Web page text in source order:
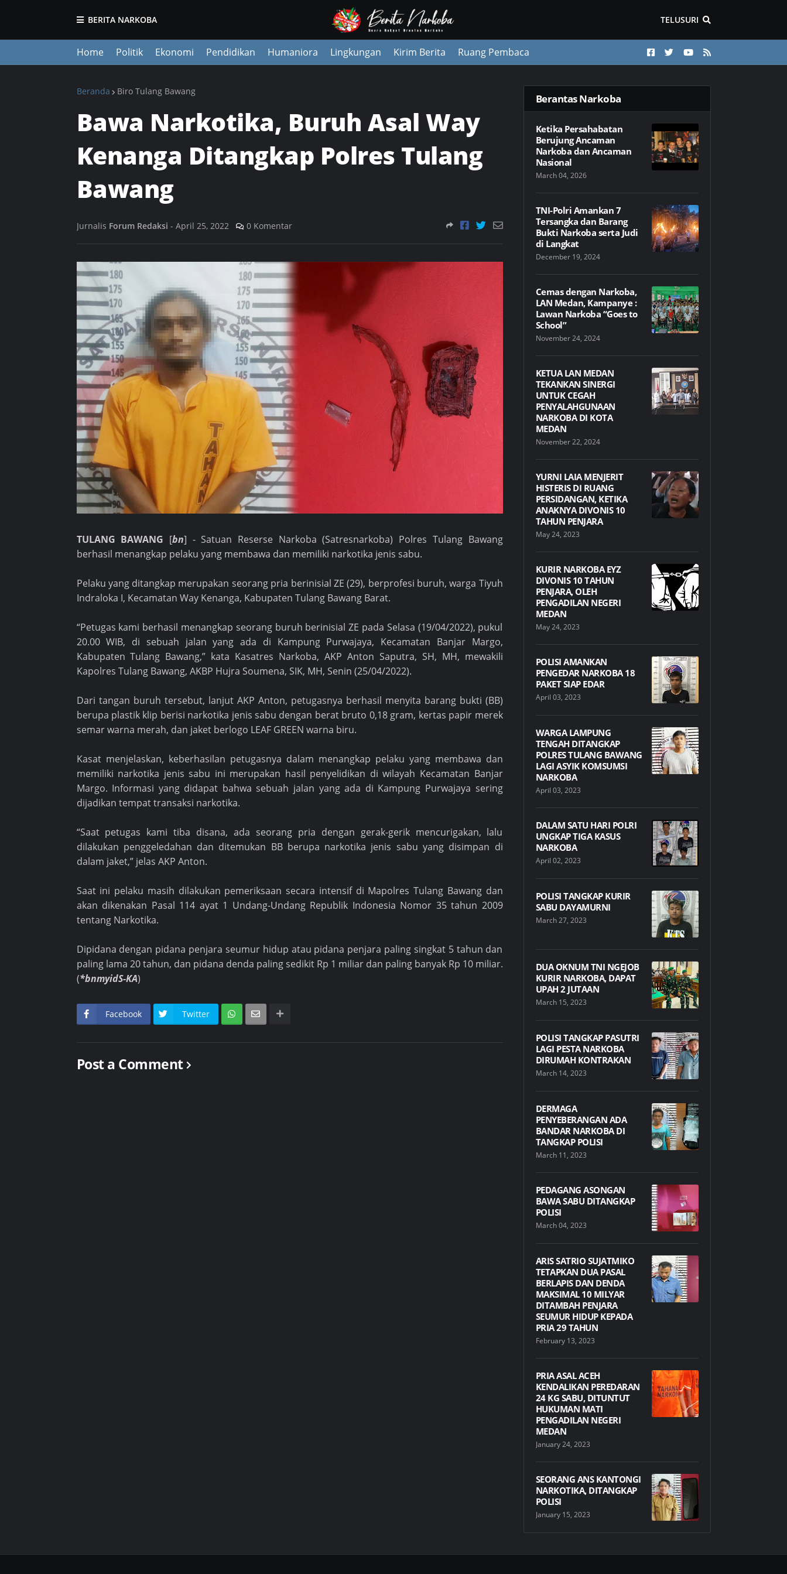
BERITA NARKOBA TELUSURI
Home Politik Ekonomi Pendidikan Humaniora Lingkungan Kirim Berita Ruang Pembaca
Beranda Biro Tulang Bawang
Bawa Narkotika, Buruh Asal Way
Kenanga Ditangkap Polres Tulang
Bawang
Jurnalis Forum Redaksi - April 25, 2022 0 Komentar
TULANG BAWANG [bn] - Satuan Reserse Narkoba (Satresnarkoba) Polres Tulang Bawang
berhasil menangkap pelaku yang membawa dan memiliki narkotika jenis sabu.
Pelaku yang ditangkap merupakan seorang pria berinisial ZE (29), berprofesi buruh, warga Tiyuh
Indraloka I, Kecamatan Way Kenanga, Kabupaten Tulang Bawang Barat.
“Petugas kami berhasil menangkap seorang buruh berinisial ZE pada Selasa (19/04/2022), pukul
20.00 WIB, di sebuah jalan yang ada di Kampung Purwajaya, Kecamatan Banjar Margo,
Kabupaten Tulang Bawang,” kata Kasatres Narkoba, AKP Anton Saputra, SH, MH, mewakili
Kapolres Tulang Bawang, AKBP Hujra Soumena, SIK, MH, Senin (25/04/2022).
Dari tangan buruh tersebut, lanjut AKP Anton, petugasnya berhasil menyita barang bukti (BB)
berupa plastik klip berisi narkotika jenis sabu dengan berat bruto 0,18 gram, kertas papir merek
semar warna merah, dan jaket berlogo LEAF GREEN warna biru.
Kasat menjelaskan, keberhasilan petugasnya dalam menangkap pelaku yang membawa dan
memiliki narkotika jenis sabu ini merupakan hasil penyelidikan di wilayah Kecamatan Banjar
Margo. Informasi yang didapat bahwa sebuah jalan yang ada di Kampung Purwajaya sering
dijadikan tempat transaksi narkotika.
“Saat petugas kami tiba disana, ada seorang pria dengan gerak-gerik mencurigakan, lalu
dilakukan penggeledahan dan ditemukan BB berupa narkotika jenis sabu yang disimpan di
dalam jaket,” jelas AKP Anton.
Saat ini pelaku masih dilakukan pemeriksaan secara intensif di Mapolres Tulang Bawang dan
akan dikenakan Pasal 114 ayat 1 Undang-Undang Republik Indonesia Nomor 35 tahun 2009
tentang Narkotika.
Dipidana dengan pidana penjara seumur hidup atau pidana penjara paling singkat 5 tahun dan
paling lama 20 tahun, dan pidana denda paling sedikit Rp 1 miliar dan paling banyak Rp 10 miliar.
(*bnmyidS-KA)
Facebook Twitter
Post a Comment
Berantas Narkoba
Ketika Persahabatan
Berujung Ancaman
Narkoba dan Ancaman
Nasional
March 04, 2026
TNI-Polri Amankan 7
Tersangka dan Barang
Bukti Narkoba serta Judi
di Langkat
December 19, 2024
Cemas dengan Narkoba,
LAN Medan, Kampanye :
Lawan Narkoba “Goes to
School”
November 24, 2024
KETUA LAN MEDAN
TEKANKAN SINERGI
UNTUK CEGAH
PENYALAHGUNAAN
NARKOBA DI KOTA
MEDAN
November 22, 2024
YURNI LAIA MENJERIT
HISTERIS DI RUANG
PERSIDANGAN, KETIKA
ANAKNYA DIVONIS 10
TAHUN PENJARA
May 24, 2023
KURIR NARKOBA EYZ
DIVONIS 10 TAHUN
PENJARA, OLEH
PENGADILAN NEGERI
MEDAN
May 24, 2023
POLISI AMANKAN
PENGEDAR NARKOBA 18
PAKET SIAP EDAR
April 03, 2023
WARGA LAMPUNG
TENGAH DITANGKAP
POLRES TULANG BAWANG
LAGI ASYIK KOMSUMSI
NARKOBA
April 03, 2023
DALAM SATU HARI POLRI
UNGKAP TIGA KASUS
NARKOBA
April 02, 2023
POLISI TANGKAP KURIR
SABU DAYAMURNI
March 27, 2023
DUA OKNUM TNI NGEJOB
KURIR NARKOBA, DAPAT
UPAH 2 JUTAAN
March 15, 2023
POLISI TANGKAP PASUTRI
LAGI PESTA NARKOBA
DIRUMAH KONTRAKAN
March 14, 2023
DERMAGA
PENYEBERANGAN ADA
BANDAR NARKOBA DI
TANGKAP POLISI
March 11, 2023
PEDAGANG ASONGAN
BAWA SABU DITANGKAP
POLISI
March 04, 2023
ARIS SATRIO SUJATMIKO
TETAPKAN DUA PASAL
BERLAPIS DAN DENDA
MAKSIMAL 10 MILYAR
DITAMBAH PENJARA
SEUMUR HIDUP KEPADA
PRIA 29 TAHUN
February 13, 2023
PRIA ASAL ACEH
KENDALIKAN PEREDARAN
24 KG SABU, DITUNTUT
HUKUMAN MATI
PENGADILAN NEGERI
MEDAN
January 24, 2023
SEORANG ANS KANTONGI
NARKOTIKA, DITANGKAP
POLISI
January 15, 2023